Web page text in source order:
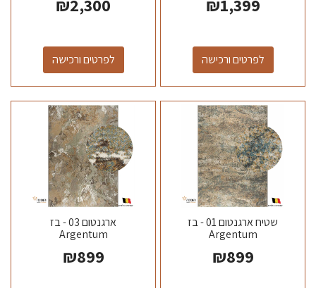
₪1,399
לפרטים ורכישה
₪2,300
לפרטים ורכישה
שטיח ארגנטום 01 - בז
Argentum
₪899
ארגנטום 03 - בז
Argentum
₪899